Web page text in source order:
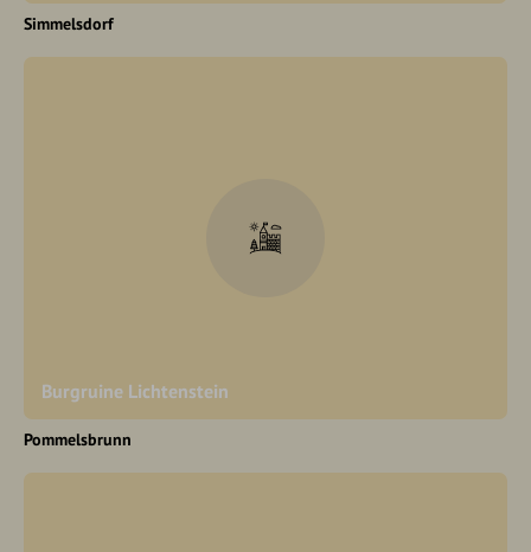
Simmelsdorf
Burgruine Lichtenstein
Pommelsbrunn